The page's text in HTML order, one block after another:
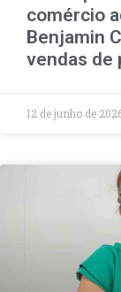
comércio
Benjamin
vendas de
12 de junho de